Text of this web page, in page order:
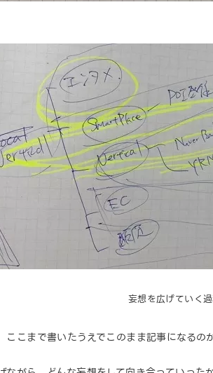
妄想を広げていく
こまで書いたうえでこのまま記事になるの